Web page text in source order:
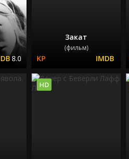
8.0
Закат
(фильм)
HD